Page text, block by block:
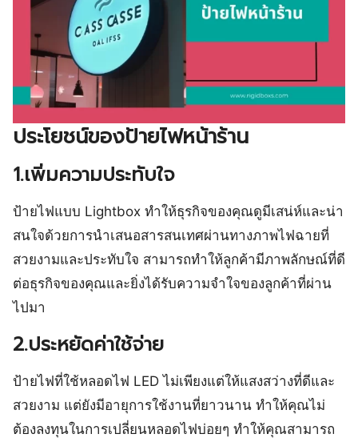
ประโยชน์ของป้ายไฟหน้าร้าน
1.เพิ่มความประทับใจ
ป้ายไฟแบบ Lightbox ทำให้ธุรกิจของคุณดูมีเสน่ห์และน่า
สนใจด้วยการนำเสนอสารสนเทศผ่านทางภาพไฟฉายที่
สวยงามและประทับใจ สามารถทำให้ลูกค้ามีภาพลักษณ์ที่ดี
ต่อธุรกิจของคุณและยิ่งได้รับความจำใจของลูกค้าที่ผ่าน
ไปมา
2.ประหยัดค่าใช้จ่าย
ป้ายไฟที่ใช้หลอดไฟ LED ไม่เพียงแต่ให้แสงสว่างที่ดีและ
สวยงาม แต่ยังมีอายุการใช้งานที่ยาวนาน ทำให้คุณไม่
ต้องลงทุนในการเปลี่ยนหลอดไฟบ่อยๆ ทำให้คุณสามารถ